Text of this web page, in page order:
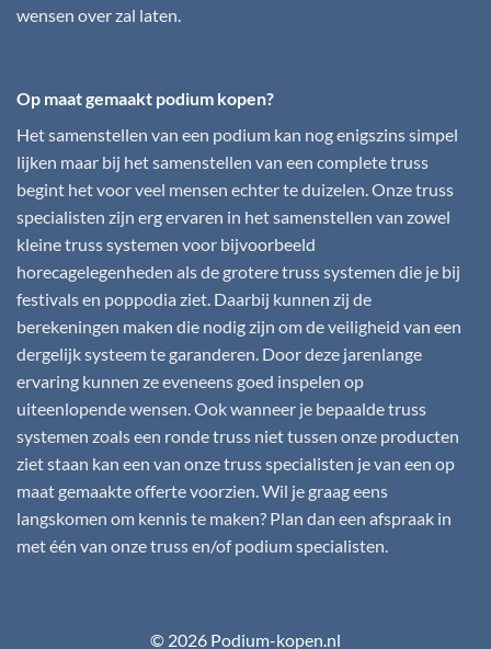
wensen over zal laten.
Op maat gemaakt podium kopen?
Het samenstellen van een podium kan nog enigszins simpel
lijken maar bij het samenstellen van een complete truss
begint het voor veel mensen echter te duizelen. Onze truss
specialisten zijn erg ervaren in het samenstellen van zowel
kleine truss systemen voor bijvoorbeeld
horecagelegenheden als de grotere truss systemen die je bij
festivals en poppodia ziet. Daarbij kunnen zij de
berekeningen maken die nodig zijn om de veiligheid van een
dergelijk systeem te garanderen. Door deze jarenlange
ervaring kunnen ze eveneens goed inspelen op
uiteenlopende wensen. Ook wanneer je bepaalde truss
systemen zoals een ronde truss niet tussen onze producten
ziet staan kan een van onze truss specialisten je van een op
maat gemaakte offerte voorzien. Wil je graag eens
langskomen om kennis te maken? Plan dan een afspraak in
met één van onze truss en/of podium specialisten.
© 2026 Podium-kopen.nl